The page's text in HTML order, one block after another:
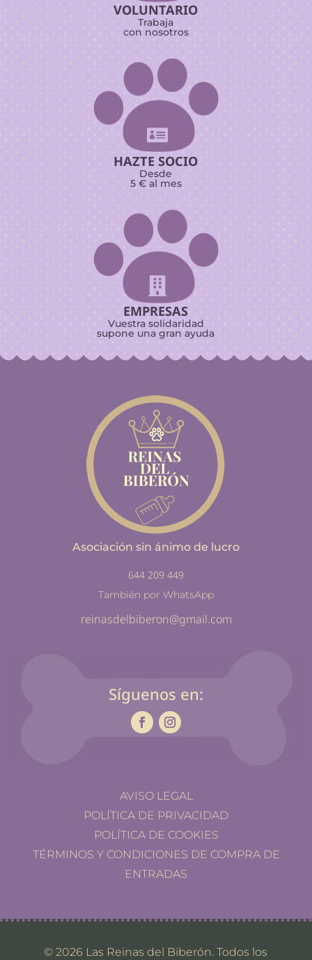
VOLUNTARIO
Trabaja
con nosotros

HAZTE SOCIO
Desde
5 € al mes

EMPRESAS
Vuestra solidaridad
supone una gran ayuda
Asociación sin ánimo de lucro
644 209 449
También por WhatsApp
reinasdelbiberon@gmail.com
Síguenos en:
AVISO LEGAL
POLÍTICA DE PRIVACIDAD
POLÍTICA DE COOKIES
TÉRMINOS Y CONDICIONES DE COMPRA DE
ENTRADAS
© 2026 Las Reinas del Biberón. Todos los